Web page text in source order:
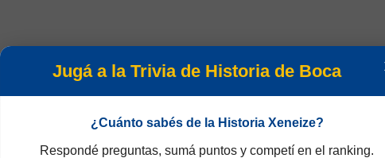
Apertura 1996
Jugá a la Trivia de Historia de Boca
¿Cuánto sabés de la Historia Xeneize?
Respondé preguntas, sumá puntos y competí en el ranking.